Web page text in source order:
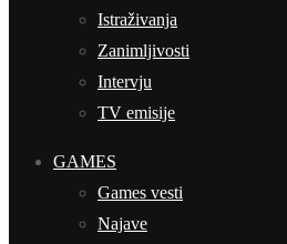
Istraživanja
Zanimljivosti
Intervju
TV emisije
GAMES
Games vesti
Najave